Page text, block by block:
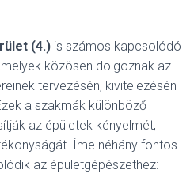
(4.) is számos kapcsolódó
közösen dolgoznak az
tervezésén, kivitelezésén
a szakmák különböző
az épületek kényelmét,
Íme néhány fontos
az épületgépészethez: